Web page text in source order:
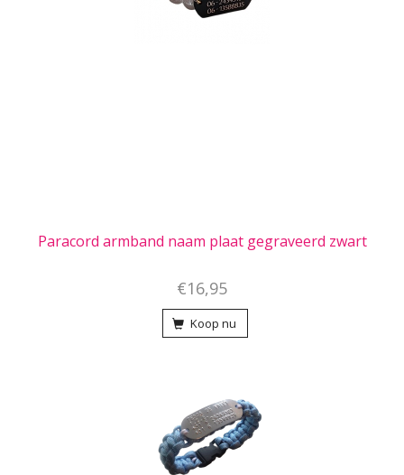
Paracord armband naam plaat gegraveerd zwart
€16,95
Koop nu